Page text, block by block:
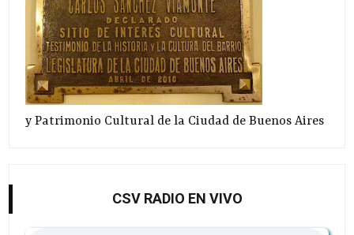
y Patrimonio Cultural de la Ciudad de Buenos Aires
CSV RADIO EN VIVO